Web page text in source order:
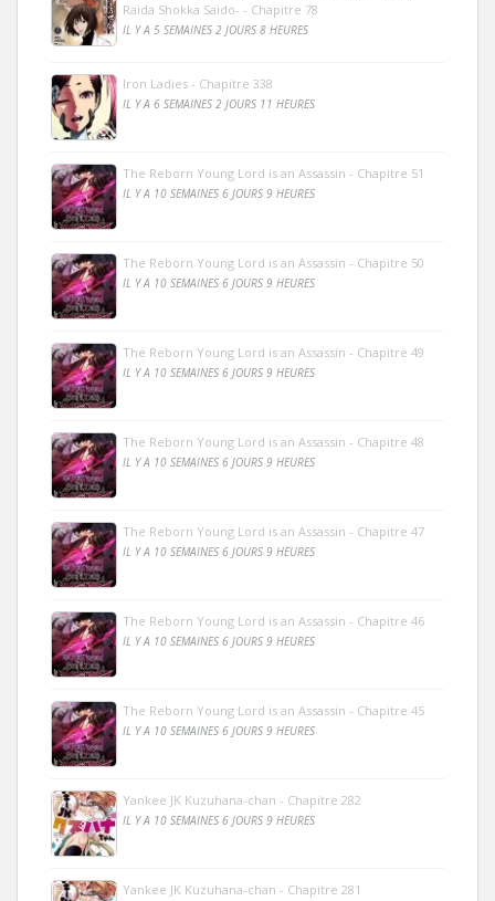
Raida Shokka Saido- - Chapitre 78
IL Y A 5 SEMAINES 2 JOURS 8 HEURES
Iron Ladies - Chapitre 338
IL Y A 6 SEMAINES 2 JOURS 11 HEURES
The Reborn Young Lord is an Assassin - Chapitre 51
IL Y A 10 SEMAINES 6 JOURS 9 HEURES
The Reborn Young Lord is an Assassin - Chapitre 50
IL Y A 10 SEMAINES 6 JOURS 9 HEURES
The Reborn Young Lord is an Assassin - Chapitre 49
IL Y A 10 SEMAINES 6 JOURS 9 HEURES
The Reborn Young Lord is an Assassin - Chapitre 48
IL Y A 10 SEMAINES 6 JOURS 9 HEURES
The Reborn Young Lord is an Assassin - Chapitre 47
IL Y A 10 SEMAINES 6 JOURS 9 HEURES
The Reborn Young Lord is an Assassin - Chapitre 46
IL Y A 10 SEMAINES 6 JOURS 9 HEURES
The Reborn Young Lord is an Assassin - Chapitre 45
IL Y A 10 SEMAINES 6 JOURS 9 HEURES
Yankee JK Kuzuhana-chan - Chapitre 282
IL Y A 10 SEMAINES 6 JOURS 9 HEURES
Yankee JK Kuzuhana-chan - Chapitre 281